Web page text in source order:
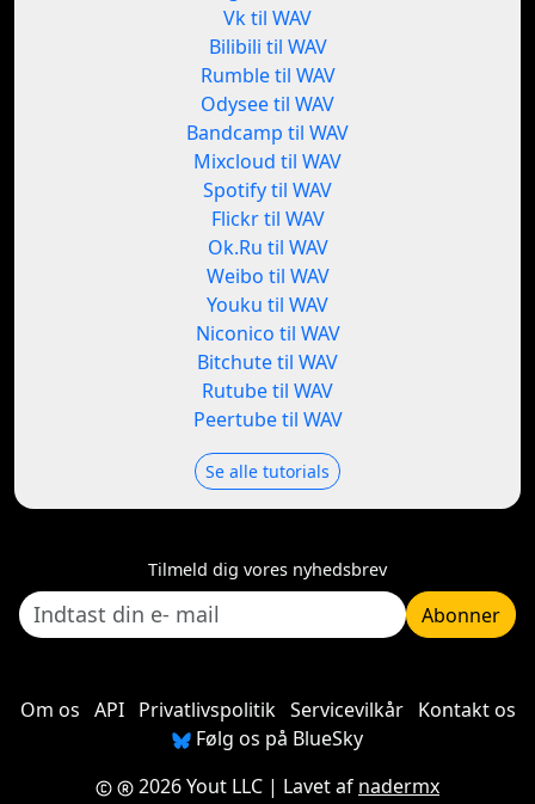
Vk til WAV
Bilibili til WAV
Rumble til WAV
Odysee til WAV
Bandcamp til WAV
Mixcloud til WAV
Spotify til WAV
Flickr til WAV
Ok.Ru til WAV
Weibo til WAV
Youku til WAV
Niconico til WAV
Bitchute til WAV
Rutube til WAV
Peertube til WAV
Se alle tutorials
Tilmeld dig vores nyhedsbrev
Abonner
Om os API Privatlivspolitik Servicevilkår
Kontakt os
Følg os på BlueSky
2026 Yout LLC | Lavet af nadermx